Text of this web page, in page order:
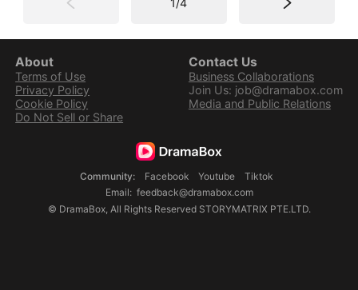
1/4
About
Terms of Use
Privacy Policy
Cookie Policy
Do Not Sell or Share
Contact Us
Business Collaborations
Join Us: job@dramabox.com
Media and Public Relations
Community: Facebook Youtube
Tiktok
Email: feedback@dramabox.com
© DramaBox, All Rights Reserved STORYMATRIX PTE.LTD.